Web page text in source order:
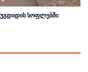
სოფლებში